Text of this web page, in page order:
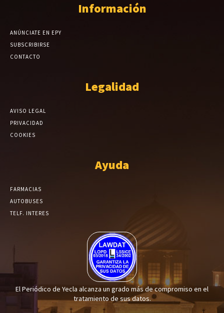
Información
ANÚNCIATE EN EPY
SUBSCRIBIRSE
CONTACTO
Legalidad
AVISO LEGAL
PRIVACIDAD
COOKIES
Ayuda
FARMACIAS
AUTOBUSES
TELF. INTERES
El Periódico de Yecla alcanza un grado más de compromiso en el
tratamiento de sus datos.